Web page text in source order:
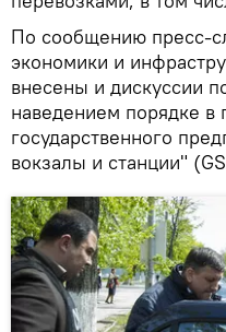
По сообщению пресс-
экономики и
внесены и дискуссии
наведением порядке в
государственного
вокзалы и станции"